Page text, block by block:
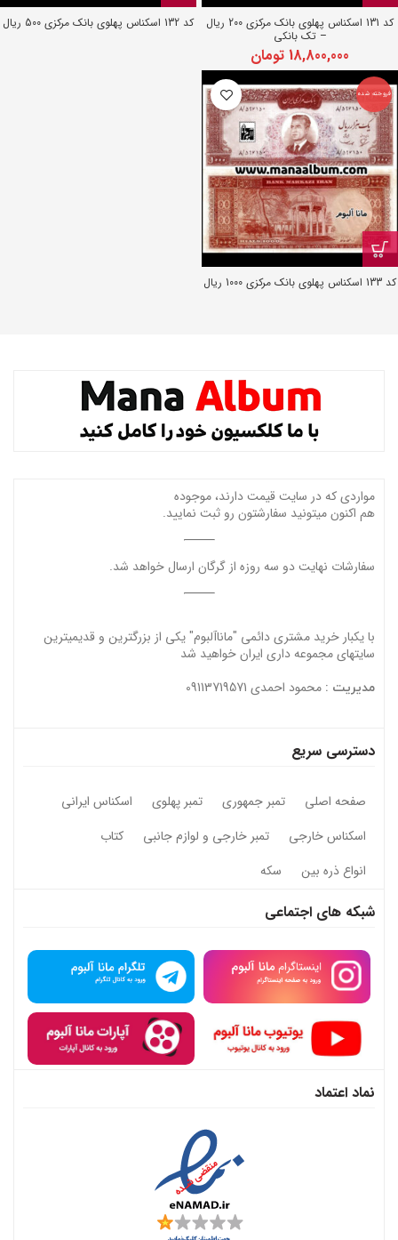
کد 131 اسکناس پهلوی بانک مرکزی 200 ریال
– تک بانکی
18,800,000 تومان
کد 132 اسکناس پهلوی بانک مرکزی 500 ریال
فروخته شده
کد 133 اسکناس پهلوی بانک مرکزی 1000 ریال
مواردی که در سایت قیمت دارند، موجوده
هم اکنون میتونید سفارشتون رو ثبت نمایید.
سفارشات نهایت دو سه روزه از گرگان ارسال خواهد شد.
با یکبار خرید مشتری دائمی "ماناآلبوم" یکی از بزرگترین و قدیمیترین
سایتهای مجموعه داری ایران خواهید شد
مدیریت : محمود احمدی 09113719571
دسترسی سریع
صفحه اصلی تمبر جمهوری تمبر پهلوی
اسکناس ایرانی
اسکناس خارجی
تمبر خارجی و لوازم جانبی
کتاب
انواع ذره بین
سکه
شبکه های اجتماعی
نماد اعتماد